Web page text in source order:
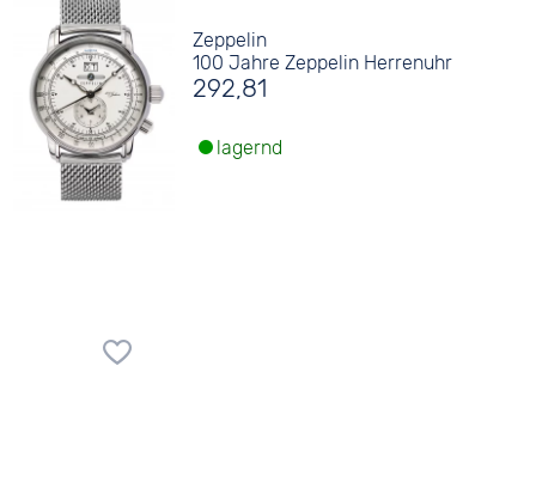
Zeppelin
100 Jahre Zeppelin Herrenuhr
292,81
lagernd